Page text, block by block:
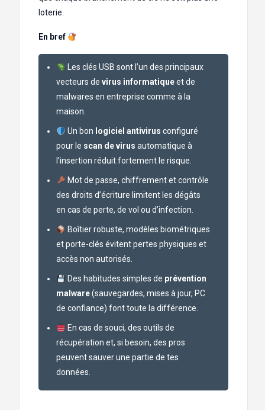
loterie.
En bref
Les clés USB sont l’un des principaux
vecteurs de virus informatiqueet de
malwares en entreprise comme à la
maison.
Un bon logiciel antivirus configuré
pour le scan de virus automatique à
l’insertion réduit fortement le risque.
Mot de passe, chiffrement et contrôle
des droits d’écriture limitent les dégâts
en cas de perte, de vol ou d’infection.
Boîtier robuste, modèles biométriques
et porte-clés évitent pertes physiques et
accès non autorisés.
Des habitudes simples de prévention
malware(sauvegardes, mises à jour, PC
de confiance) font toute la différence.
En cas de souci, des outils de
récupération et, si besoin, des pros
peuvent sauver une partie de tes
données.